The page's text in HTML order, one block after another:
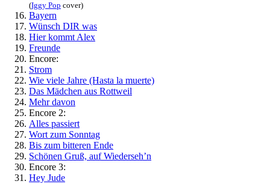
(Iggy Pop cover)
Bayern
Wünsch DIR was
Hier kommt Alex
Freunde
Encore:
Strom
Wie viele Jahre (Hasta la muerte)
Das Mädchen aus Rottweil
Mehr davon
Encore 2:
Alles passiert
Wort zum Sonntag
Bis zum bitteren Ende
Schönen Gruß, auf Wiederseh’n
Encore 3:
Hey Jude